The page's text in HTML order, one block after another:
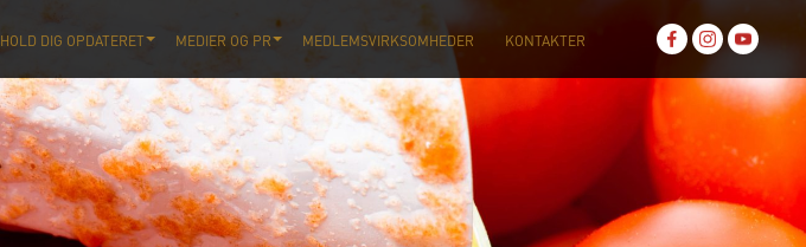
HOLD DIG OPDATERET MEDIER OG PR MEDLEMSVIRKSOMHEDER KONTAKTER